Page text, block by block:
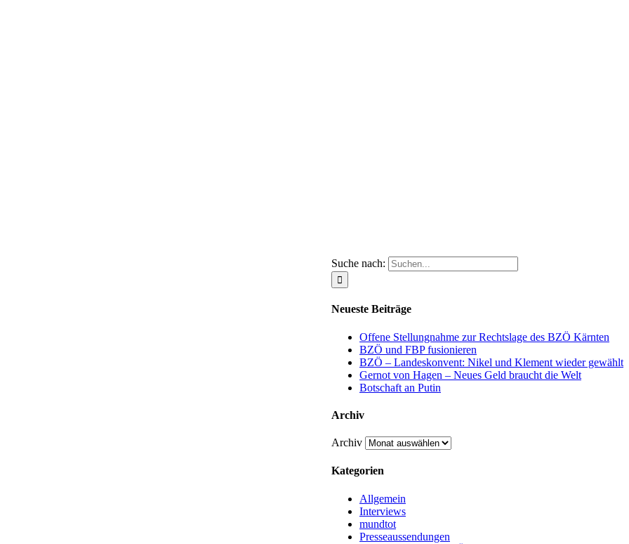
Suche nach:
Neueste Beiträge
Offene Stellungnahme zur Rechtslage des BZÖ Kärnten
BZÖ und FBP fusionieren
BZÖ – Landeskonvent: Nikel und Klement wieder gewählt
Gernot von Hagen – Neues Geld braucht die Welt
Botschaft an Putin
Archiv
Archiv
Kategorien
Allgemein
Interviews
mundtot
Presseaussendungen